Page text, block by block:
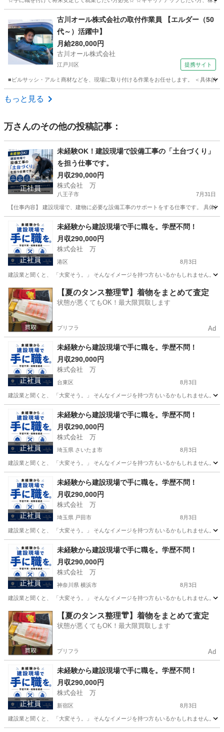
土木 社員
古川オール株式会社の取付作業員 【エルダー（50
代～）活躍中】
月給280,000円
古川オール株式会社
江戸川区 提携サイト
■ビルサッシ・アルミ商材などを、現場に取り付ける作業をお任せします。 ＜具体的
東京 江戸川区
もっと見る
万さんのその他の投稿記事：
正社員
未経験OK！建設現場で設備工事の「土台づくり」
を担う仕事です。
月収290,000円
株式会社 万
八王子市 7月31日
【仕事内容】 建設現場で、建物に必要な設備工事のサポートをする仕事です。 具体
東京 八王子市 その他
正社員
未経験から建設現場で手に職を。学歴不問！
月収290,000円
株式会社 万
港区 8月3日
建設業と聞くと、 「大変そう。」 そんなイメージを持つ方もいるかもしれません。
東京 港区 その他
【夏のタンス整理👘】着物をまとめて査定
状態が悪くてもOK！最大限買取します
プリフラ Ad
正社員
未経験から建設現場で手に職を。学歴不問！
月収290,000円
株式会社 万
台東区 8月3日
建設業と聞くと、 「大変そう。」 そんなイメージを持つ方もいるかもしれません。
東京 台東区 その他 未経験
正社員
未経験から建設現場で手に職を。学歴不問！
月収290,000円
株式会社 万
埼玉県 さいたま市 8月3日
建設業と聞くと、 「大変そう。」 そんなイメージを持つ方もいるかもしれません。
埼玉 さいたま市 その他 未経験
正社員
未経験から建設現場で手に職を。学歴不問！
月収290,000円
株式会社 万
埼玉県 戸田市 8月3日
建設業と聞くと、 「大変そう。」 そんなイメージを持つ方もいるかもしれません。
埼玉 戸田市 その他 未経験
正社員
未経験から建設現場で手に職を。学歴不問！
月収290,000円
株式会社 万
神奈川県 横浜市 8月3日
建設業と聞くと、 「大変そう。」 そんなイメージを持つ方もいるかもしれません。
神奈川 横浜市 その他 未経験
【夏のタンス整理👘】着物をまとめて査定
状態が悪くてもOK！最大限買取します
プリフラ Ad
正社員
未経験から建設現場で手に職を。学歴不問！
月収290,000円
株式会社 万
新宿区 8月3日
建設業と聞くと、 「大変そう。」 そんなイメージを持つ方もいるかもしれません。